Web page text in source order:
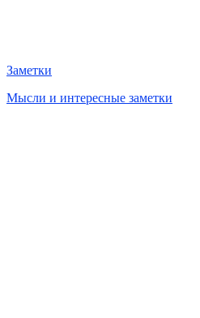
Заметки
Мысли и интересные заметки